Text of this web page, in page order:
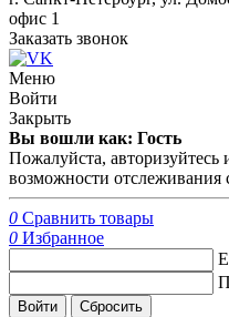
офис 1
Заказать звонок
Меню
Войти
Закрыть
Вы вошли как: Гость
Пожалуйста, авторизуйтесь
возможности отслеживания
0 Сравнить товары
0 Избранное
Войти Сбросить